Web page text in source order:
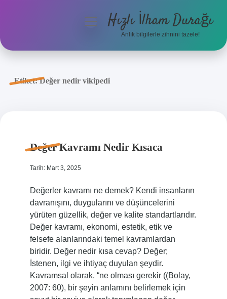
Anasayfa
menüyüHızlı İlham Durağı
Anlık bilgilerle zihnini tazele!
Etiket:Değer nedir vikipedi
Değer Kavramı Nedir Kısaca
Tarih: Mart 3, 2025
Değerler kavramı ne demek? Kendi insanların
davranışını, duygularını ve düşüncelerini
yürüten güzellik, değer ve kalite standartlarıdır.
Değer kavramı, ekonomi, estetik, etik ve
felsefe alanlarındaki temel kavramlardan
biridir. Değer nedir kısa cevap? Değer;
İstenen, ilgi ve ihtiyaç duyulan şeydir.
Kavramsal olarak, “ne olması gerekir ((Bolay,
2007: 60), bir şeyin anlamını belirlemek için